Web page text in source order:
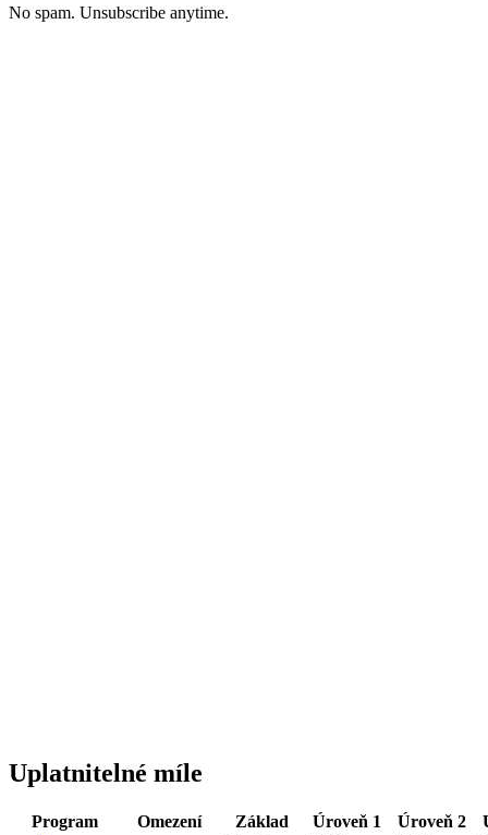
No spam. Unsubscribe anytime.
Uplatnitelné míle
Program Omezení Základ Úroveň 1 Úroveň 2